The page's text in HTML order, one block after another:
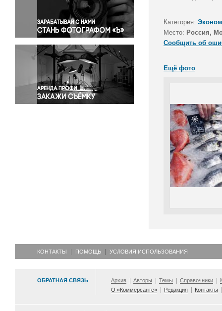
Правосудие
Происшествия и конфликты
Религия
Светская жизнь
Спорт
Экология
Экономика и бизнес
Категория:
Место: Россия,
Сообщить об
Ещё фото
КОНТАКТЫ ПОМОЩЬ УСЛОВИЯ ИСПОЛЬЗОВАНИЯ
ОБРАТНАЯ СВЯЗЬ Архив Авторы Темы Справочники
О «Коммерсанте»
Редакция Контакты